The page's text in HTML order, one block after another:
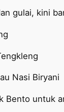
gulai, kini
Nasi Biryani
Bento untuk